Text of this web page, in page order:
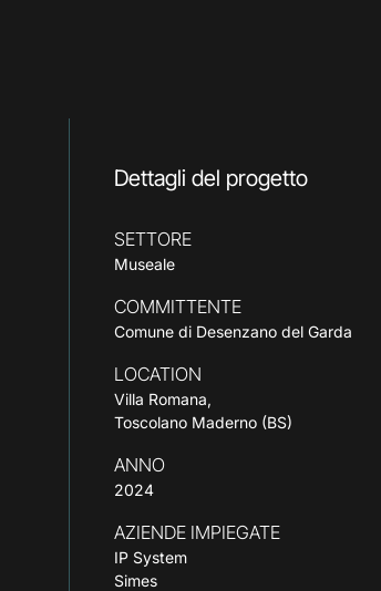
Dettagli del progetto
SETTORE
Museale
COMMITTENTE
Comune di Desenzano del Garda
LOCATION
Villa Romana,
Toscolano Maderno (BS)
ANNO
2024
AZIENDE IMPIEGATE
IP System
Simes